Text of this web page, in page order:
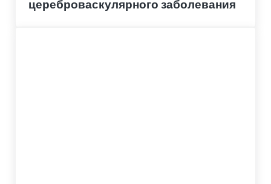
цереброваскулярного заболевания